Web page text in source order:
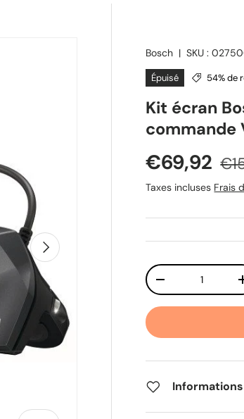
Suivant
Bosch |SKU :
Épuisé 54% de
Kit écran
commande
Prix soldé
€69,92
Taxes incluses Frais
Qté
Diminuer la